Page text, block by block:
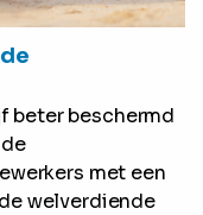
beter beschermd
met een
welverdiende